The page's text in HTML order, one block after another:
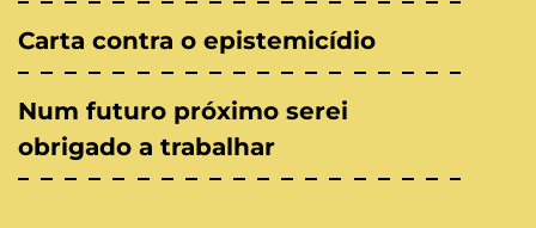
Carta contra o epistemicídio
Num futuro próximo serei
obrigado a trabalhar